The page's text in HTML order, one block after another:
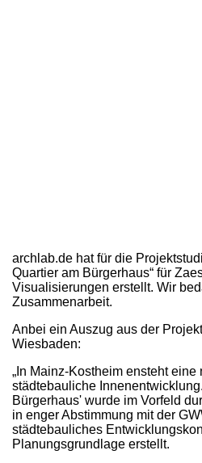
archlab.de hat für die
Quartier am Bürgerhaus“ für
Visualisierungen erstellt. Wir
Zusammenarbeit.
Anbei ein Auszug aus der
Wiesbaden:
„In Mainz-Kostheim ensteht eine
städtebauliche
Bürgerhaus' wurde im Vorfeld
in enger Abstimmung mit der
städtebauliches
Planungsgrundlage erstellt.